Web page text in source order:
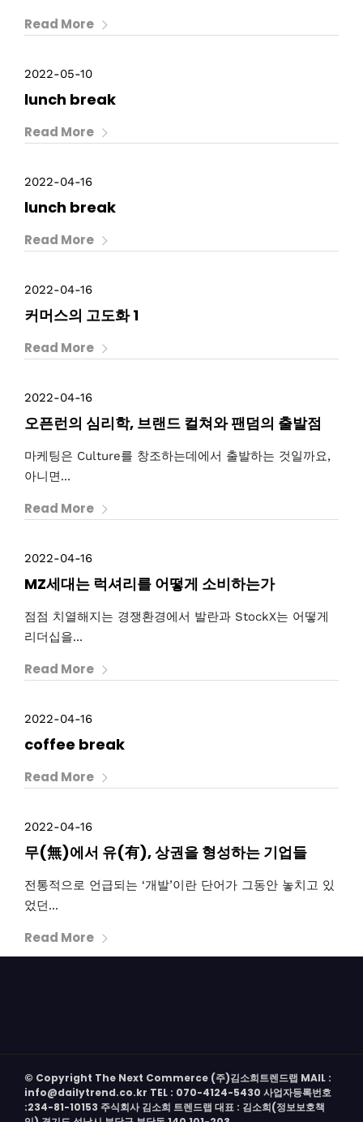
Read More
2022-05-10
lunch break
Read More
2022-04-16
lunch break
Read More
2022-04-16
커머스의 고도화 1
Read More
2022-04-16
오픈런의 심리학, 브랜드 컬쳐와 팬덤의 출발점
마케팅은 Culture를 창조하는데에서 출발하는 것일까요,
아니면...
Read More
2022-04-16
MZ세대는 럭셔리를 어떻게 소비하는가
점점 치열해지는 경쟁환경에서 발란과 StockX는 어떻게
리더십을...
Read More
2022-04-16
coffee break
Read More
2022-04-16
무(無)에서 유(有), 상권을 형성하는 기업들
전통적으로 언급되는 ‘개발’이란 단어가 그동안 놓치고 있
었던...
Read More
© Copyright The Next Commerce (주)김소희트렌드랩 MAIL :
info@dailytrend.co.kr TEL : 070-4124-5430 사업자등록번호
:234-81-10153 주식회사 김소희 트렌드랩 대표 : 김소희(정보보호책